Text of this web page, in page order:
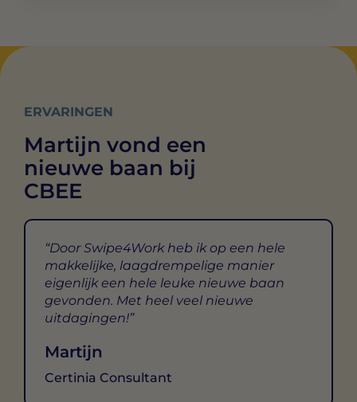
ERVARINGEN
Martijn vond een
nieuwe baan bij
CBEE
Door Swipe4Work heb ik op een hele
makkelijke, laagdrempelige manier
eigenlijk een hele leuke nieuwe baan
gevonden. Met heel veel nieuwe
uitdagingen!
Martijn
Certinia Consultant